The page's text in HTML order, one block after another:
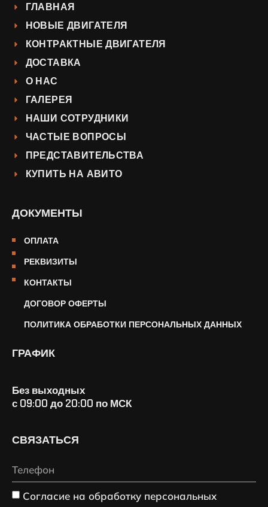
ГЛАВНАЯ
НОВЫЕ ДВИГАТЕЛЯ
КОНТРАКТНЫЕ ДВИГАТЕЛЯ
ДОСТАВКА
О НАС
ГАЛЕРЕЯ
НАШИ СОТРУДНИКИ
ЧАСТЫЕ ВОПРОСЫ
ПРЕДСТАВИТЕЛЬСТВА
КУПИТЬ НА АВИТО
ДОКУМЕНТЫ
ОПЛАТА
РЕКВИЗИТЫ
КОНТАКТЫ
ДОГОВОР ОФЕРТЫ
ПОЛИТИКА ОБРАБОТКИ ПЕРСОНАЛЬНЫХ ДАННЫХ
ГРАФИК
Без выходных
с 09:00 до 20:00 по МСК
СВЯЗАТЬСЯ
Согласие на обработку персональных